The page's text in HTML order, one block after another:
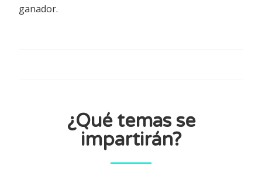
ganador.
¿Qué temas se
impartirán?